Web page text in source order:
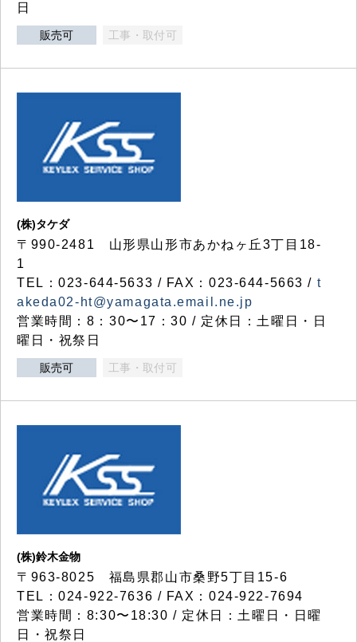
日
販売可 工事・取付可
(株)タケダ
〒990-2481 山形県山形市あかねヶ丘3丁目18-
1
TEL：023-644-5633 / FAX：023-644-5663 / t
akeda02-ht@yamagata.email.ne.jp
営業時間：8：30〜17：30 / 定休日：土曜日・日
曜日・祝祭日
販売可 工事・取付可
(株)鈴木金物
〒963-8025 福島県郡山市桑野5丁目15-6
TEL：024-922-7636 / FAX：024-922-7694
営業時間：8:30〜18:30 / 定休日：土曜日・日曜
日・祝祭日